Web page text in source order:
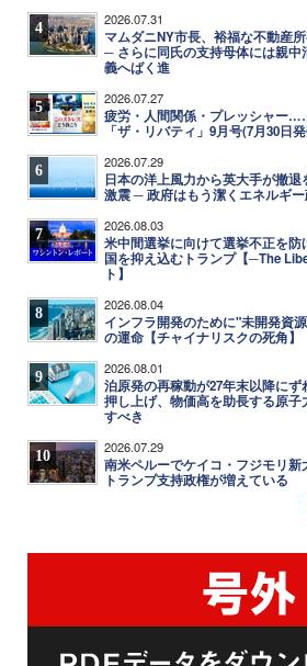
4 2026.07.31
マムダニNY市長、裕福な不動産
─ さらに同氏の支持母体には親
義へばく進
5 2026.07.27
疲労・人間関係・プレッシャー
「ザ・リバティ」9月号(7月30日
6 2026.07.29
日本の洋上風力から英大手が撤
激震 ─ 政府はもう潔くエネルギ
7 2026.08.03
米中間選挙に向けて選挙不正を
国を抑え込むトランプ【─The
ト】
8 2026.08.04
インフラ開発のために"未開発資
の運命【チャイナリスクの死角】
9 2026.08.01
泊原発の再稼動が27年末以降に
押し上げ、物価高を助長する原
すべき
10 2026.07.29
南米ペルーでケイコ・フジモリ新
トランプ支持政権が増えている